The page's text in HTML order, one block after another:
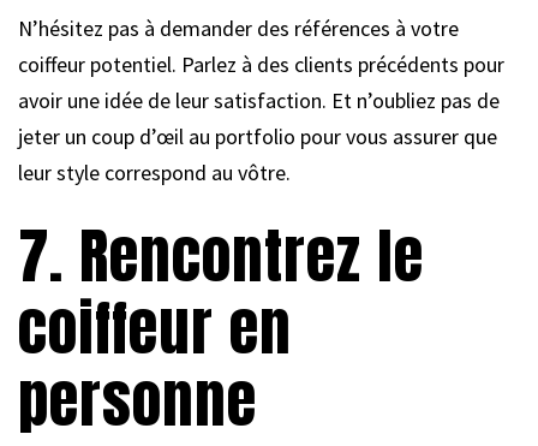
N’hésitez pas à demander des références à votre
coiffeur potentiel. Parlez à des clients précédents pour
avoir une idée de leur satisfaction. Et n’oubliez pas de
jeter un coup d’œil au portfolio pour vous assurer que
leur style correspond au vôtre.
7. Rencontrez le
coiffeur en
personne